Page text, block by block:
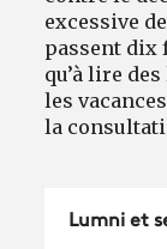
excessive
passent dix
qu’à lire
les
la
Lumni et